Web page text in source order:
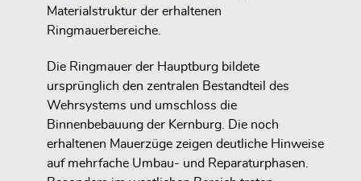
Materialstruktur der erhaltenen
Ringmauerbereiche.
Die Ringmauer der Hauptburg bildete
ursprünglich den zentralen Bestandteil des
Wehrsystems und umschloss die
Binnenbebauung der Kernburg. Die noch
erhaltenen Mauerzüge zeigen deutliche Hinweise
auf mehrfache Umbau- und Reparaturphasen.